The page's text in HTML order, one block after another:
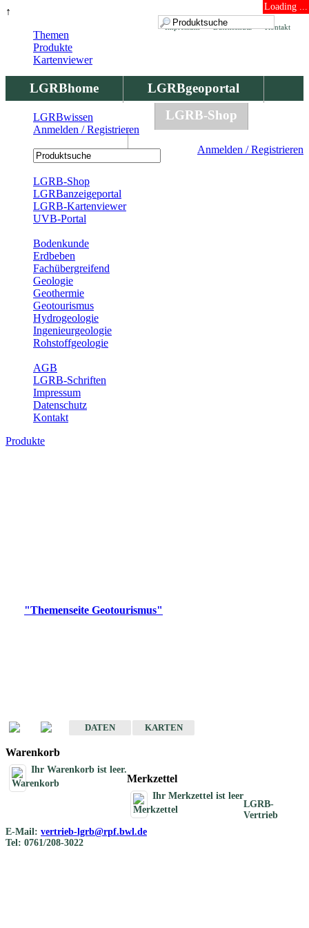
↑ Loading ...
Kontakt
Datenschutz
Impressum
LGRBhome
LGRBgeoportal
LGRBbohrungen
LGRB-Shop
Anmelden / Registrieren
Themen
Produkte
Kartenviewer
LGRBwissen
Anmelden / Registrieren
LGRB-Shop
LGRBanzeigeportal
LGRB-Kartenviewer
UVB-Portal
Bodenkunde
Erdbeben
Fachübergreifend
Geologie
Geothermie
Geotourismus
Hydrogeologie
Ingenieurgeologie
Rohstoffgeologie
AGB
LGRB-Schriften
Impressum
Datenschutz
Kontakt
Produkte
"Themenseite Geotourismus"
DATEN
KARTEN
Warenkorb
Ihr Warenkorb ist leer.
Merkzettel
Ihr Merkzettel ist leer
LGRB-
Vertrieb
E-Mail: vertrieb-lgrb@rpf.bwl.de
Tel: 0761/208-3022